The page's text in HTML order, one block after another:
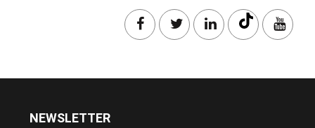
NEWSLETTER